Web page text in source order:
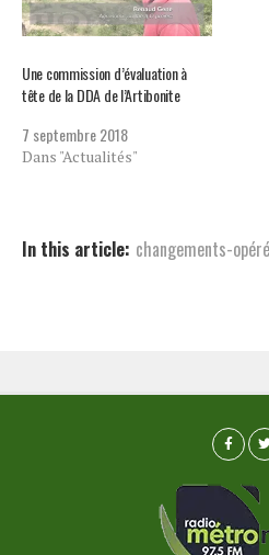
Une commission d’évaluation à
tête de la DDA de l’Artibonite
7 septembre 2018
Dans "Actualités"
In this article: changements-